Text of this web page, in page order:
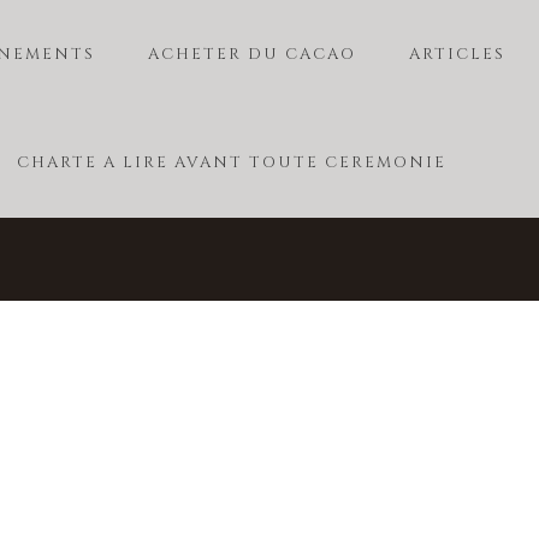
ACHETER DU CACAO ARTICLES
CHARTE A LIRE AVANT TOUTE CEREMONIE